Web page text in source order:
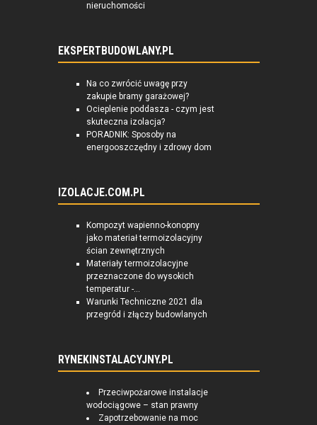
nieruchomości
EKSPERTBUDOWLANY.PL
Na co zwrócić uwagę przy
zakupie bramy garażowej?
Ocieplenie poddasza - czym jest
skuteczna izolacja?
PORADNIK: Sposoby na
energooszczędny i zdrowy dom
IZOLACJE.COM.PL
Kompozyt wapienno-konopny
jako materiał termoizolacyjny
ścian zewnętrznych
Materiały termoizolacyjne
przeznaczone do wysokich
temperatur -...
Warunki Techniczne 2021 dla
przegród i złączy budowlanych
RYNEKINSTALACYJNY.PL
Przeciwpożarowe instalacje
wodociągowe – stan prawny
Zapotrzebowanie na moc